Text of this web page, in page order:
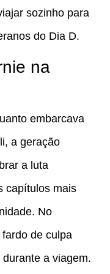
sozinho para
do Dia D.
na
embarcava
a geração
a luta
capítulos mais
No
de culpa
a viagem.